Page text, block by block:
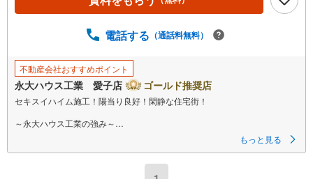
電話する （通話料無料）
不動産会社おすすめポイント
永大ハウス工業 愛子店 ゴールド推奨店
セキスイハイム施工！陽当り良好！閑静な住宅街！
～永大ハウス工業の強み～
1.
もっと見る